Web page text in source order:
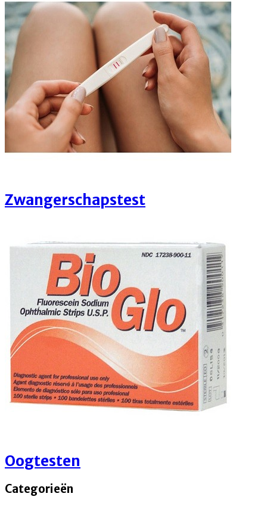
Zwangerschapstest
Oogtesten
Categorieën